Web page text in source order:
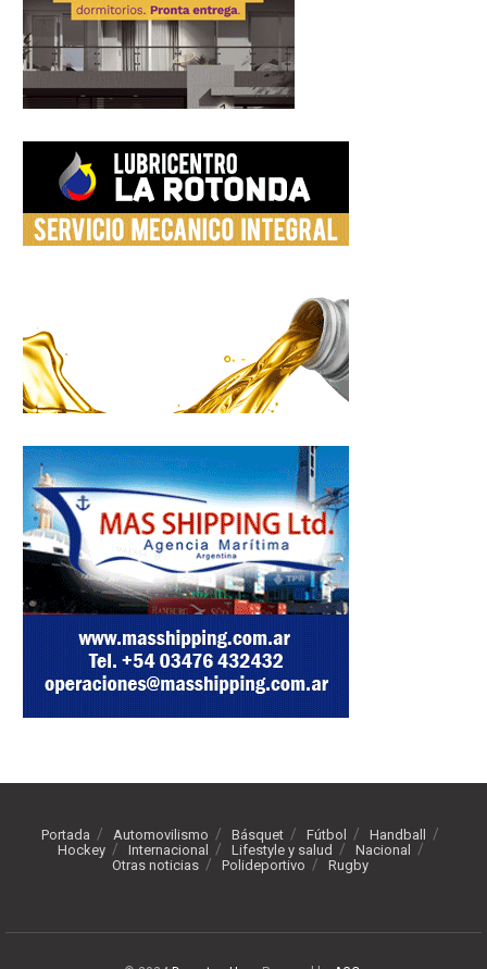
Portada Automovilismo Básquet Fútbol
Handball
Hockey
Internacional Lifestyle y salud
Nacional
Otras noticias
Polideportivo Rugby